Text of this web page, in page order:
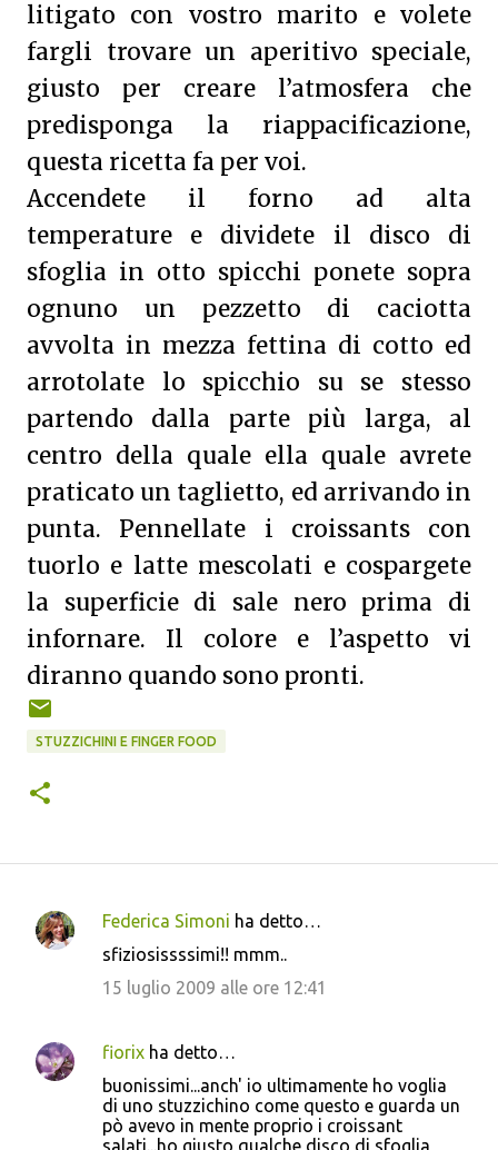
litigato con vostro marito e volete
fargli trovare un aperitivo speciale,
giusto per creare l’atmosfera che
predisponga la riappacificazione,
questa ricetta fa per voi.
Accendete il forno ad alta
temperature e dividete il disco di
sfoglia in otto spicchi ponete sopra
ognuno un pezzetto di caciotta
avvolta in mezza fettina di cotto ed
arrotolate lo spicchio su se stesso
partendo dalla parte più larga, al
centro della quale ella quale avrete
praticato un taglietto, ed arrivando in
punta. Pennellate i croissants con
tuorlo e latte mescolati e cospargete
la superficie di sale nero prima di
infornare. Il colore e l’aspetto vi
diranno quando sono pronti.
STUZZICHINI E FINGER FOOD
C
e
Federica Simoni ha detto…
sfiziosissssimi!! mmm..
15 luglio 2009 alle ore 12:41
fiorix ha detto…
buonissimi...anch' io ultimamente ho voglia
di uno stuzzichino come questo e guarda un
pò avevo in mente proprio i croissant
salati...ho giusto qualche disco di sfoglia